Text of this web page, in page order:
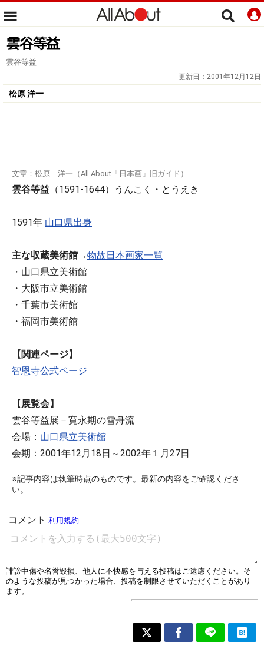
雲谷等益
雲谷等益
更新日： 2001年12月12日
松原 洋一
文章：松原 洋一（All About「日本画」旧ガイド）
雲谷等益 （1591-1644）うんこく・とうえき
1591年 山口県出身
主な収蔵美術館→物故日本画家一覧
・山口県立美術館
・大阪市立美術館
・千葉市美術館
・福岡市美術館
【関連ページ】
智恩寺公式ページ
【展覧会】
雲谷等益展－寛永期の雪舟流
会場： 山口県立美術館
会期：2001年12月18日～2002年１月27日
※記事内容は執筆時点のものです。最新の内容をご確認くださ
い。